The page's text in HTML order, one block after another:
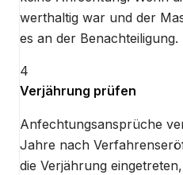
werthaltig war und der
es an der Benachteiligung.
4
Verjährung prüfen
Anfechtungsansprüche
Jahre nach
die Verjährung